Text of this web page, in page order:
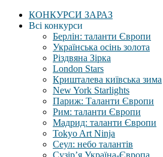
КОНКУРСИ ЗАРАЗ
Всі конкурси
Берлін: таланти Європи
Українська осінь золота
Різдвяна Зірка
London Stars
Кришталева київська зима
New York Starlights
Париж: Таланти Європи
Рим: таланти Європи
Мадрид: таланти Європи
Tokyo Art Ninja
Сеул: небо талантів
Сузір’я Україна-Європа